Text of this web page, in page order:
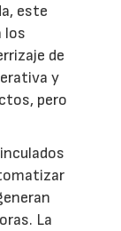
este
los
de
y
pero
La